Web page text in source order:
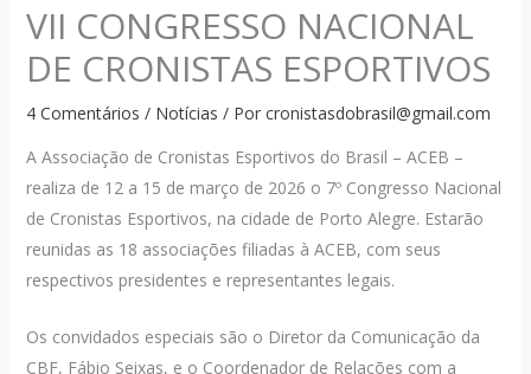
VII CONGRESSO NACIONAL
DE CRONISTAS ESPORTIVOS
4 Comentários / Notícias / Por cronistasdobrasil@gmail.com
A Associação de Cronistas Esportivos do Brasil – ACEB –
realiza de 12 a 15 de março de 2026 o 7º Congresso Nacional
de Cronistas Esportivos, na cidade de Porto Alegre. Estarão
reunidas as 18 associações filiadas à ACEB, com seus
respectivos presidentes e representantes legais.
Os convidados especiais são o Diretor da Comunicação da
CBF, Fábio Seixas, e o Coordenador de Relações com a